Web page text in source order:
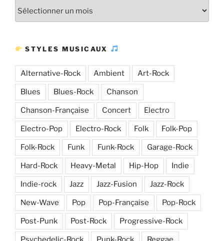
STYLES MUSICAUX
Alternative-Rock Ambient Art-Rock
Blues Blues-Rock Chanson
Chanson-Française Concert Electro
Electro-Pop Electro-Rock Folk Folk-Pop
Folk-Rock Funk Funk-Rock Garage-Rock
Hard-Rock Heavy-Metal Hip-Hop Indie
Indie-rock Jazz Jazz-Fusion Jazz-Rock
New-Wave Pop Pop-Française Pop-Rock
Post-Punk Post-Rock Progressive-Rock